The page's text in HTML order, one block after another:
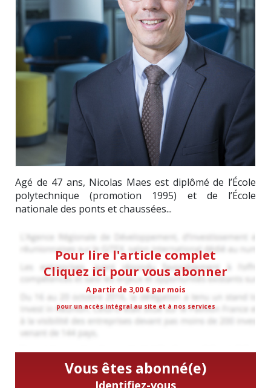
Agé de 47 ans, Nicolas Maes est diplômé de l’École
polytechnique (promotion 1995) et de l’École
nationale des ponts et chaussées...
Pour lire l'article complet
Cliquez ici pour vous abonner
A partir de 3,00 € par mois
pour un accès intégral au site et à nos services
Vous êtes abonné(e)
Identifiez-vous